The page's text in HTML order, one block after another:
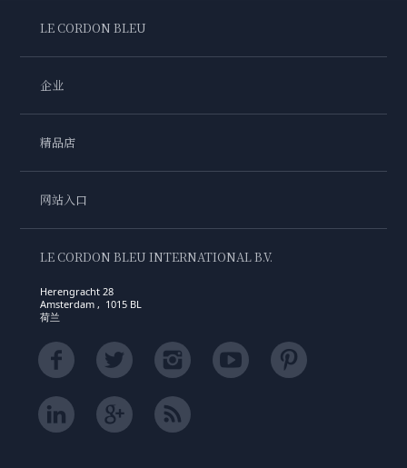
LE CORDON BLEU
企业
精品店
网站入口
LE CORDON BLEU INTERNATIONAL B.V.
Herengracht 28
Amsterdam , 1015 BL
荷兰